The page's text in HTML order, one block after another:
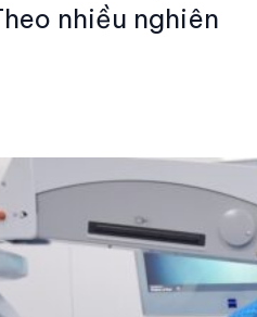
nhiều nghiên